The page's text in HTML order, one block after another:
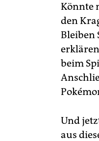
Könnte
den
Bleiben
beim
Und
aus